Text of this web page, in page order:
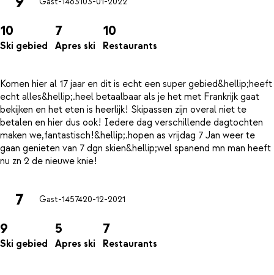
10
Ski gebied
7
Apres ski
10
Restaurants
Komen hier al 17 jaar en dit is echt een super gebied&hellip;heeft
echt alles&hellip;.heel betaalbaar als je het met Frankrijk gaat
bekijken en het eten is heerlijk! Skipassen zijn overal niet te
betalen en hier dus ook! Iedere dag verschillende dagtochten
maken we,fantastisch!&hellip;.hopen as vrijdag 7 Jan weer te
gaan genieten van 7 dgn skien&hellip;wel spanend mn man heeft
7 Gast-1457420-12-2021
9
Ski gebied
5
Apres ski
7
Restaurants